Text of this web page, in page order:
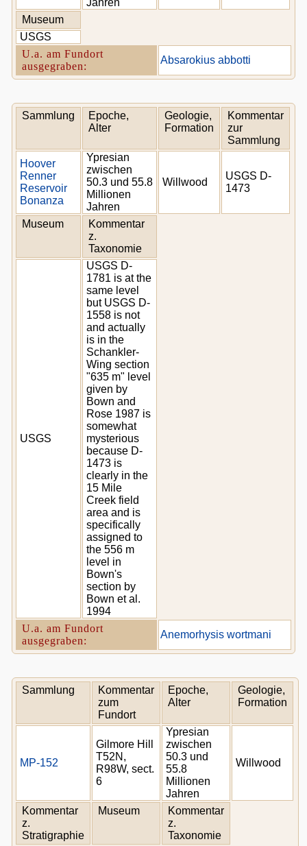
Jahren
Museum
USGS
U.a. am Fundort
ausgegraben:
Absarokius abbotti
Sammlung
Epoche,
Alter
Geologie,
Formation
Kommentar
zur
Sammlung
Hoover
Renner
Reservoir
Bonanza
Ypresian
zwischen
50.3 und 55.8
Millionen
Jahren
Willwood
USGS D-
1473
Museum
Kommentar
z.
Taxonomie
USGS
USGS D-
1781 is at the
same level
but USGS D-
1558 is not
and actually
is in the
Schankler-
Wing section
"635 m" level
given by
Bown and
Rose 1987 is
somewhat
mysterious
because D-
1473 is
clearly in the
15 Mile
Creek field
area and is
specifically
assigned to
the 556 m
level in
Bown's
section by
Bown et al.
1994
U.a. am Fundort
ausgegraben:
Anemorhysis wortmani
Sammlung
Kommentar
zum
Fundort
Epoche,
Alter
Geologie,
Formation
MP-152
Gilmore Hill
T52N,
R98W, sect.
6
Ypresian
zwischen
50.3 und
55.8
Millionen
Jahren
Willwood
Kommentar
z.
Stratigraphie
Museum
Kommentar
z.
Taxonomie